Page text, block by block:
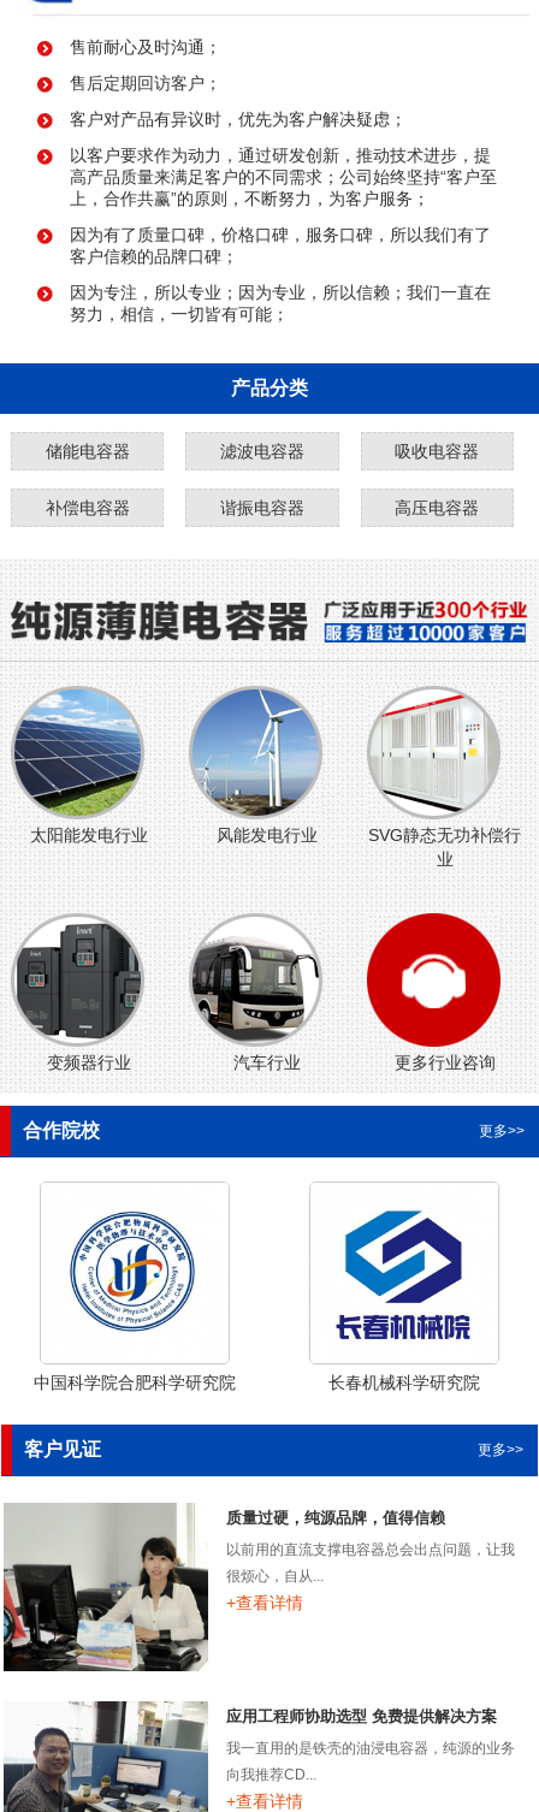
售前耐心及时沟通；
售后定期回访客户；
客户对产品有异议时，优先为客户解决疑虑；
以客户要求作为动力，通过研发创新，推动技术进步，提
高产品质量来满足客户的不同需求；公司始终坚持“客户至
上，合作共赢”的原则，不断努力，为客户服务；
因为有了质量口碑，价格口碑，服务口碑，所以我们有了
客户信赖的品牌口碑；
因为专注，所以专业；因为专业，所以信赖；我们一直在
努力，相信，一切皆有可能；
产品分类
储能电容器 滤波电容器 吸收电容器
补偿电容器 谐振电容器 高压电容器
太阳能发电行业 风能发电行业
SVG静态无功补偿行
业
变频器行业 汽车行业 更多行业咨询
合作院校 更多>>
中国科学院合肥科学研究院 长春机械科学研究院
客户见证 更多>>
质量过硬，纯源品牌，值得信赖
以前用的直流支撑电容器总会出点问题，让我
很烦心，自从...
+查看详情
应用工程师协助选型 免费提供解决方案
我一直用的是铁壳的油浸电容器，纯源的业务
向我推荐CD...
+查看详情